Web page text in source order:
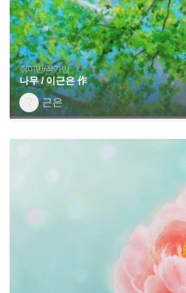
취미반/작가반
나무 / 이근은 作
근은